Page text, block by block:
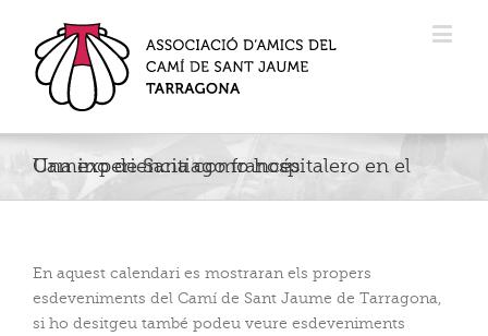
Una experiencia como hospitalero en el Camino de Santiago francés
En aquest calendari es mostraran els propers
esdeveniments del Camí de Sant Jaume de Tarragona,
si ho desitgeu també podeu veure esdeveniments